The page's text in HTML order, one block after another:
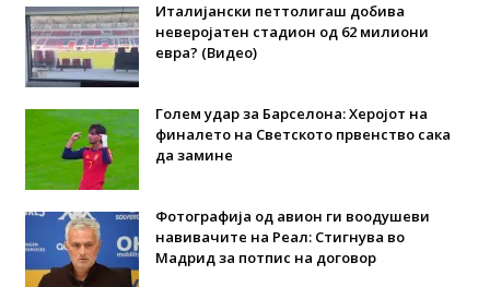
Италијански петтолигаш добива
неверојатен стадион од 62 милиони
евра? (Видео)
Голем удар за Барселона: Херојот на
финалето на Светското првенство сака
да замине
Фотографија од авион ги воодушеви
навивачите на Реал: Стигнува во
Мадрид за потпис на договор